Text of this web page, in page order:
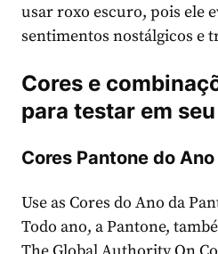
usar roxo escuro, pois ele
sentimentos nostálgicos e
Cores e
para testar em
Cores Pantone do Ano
Use as Cores do Ano da
Todo ano, a Pantone,